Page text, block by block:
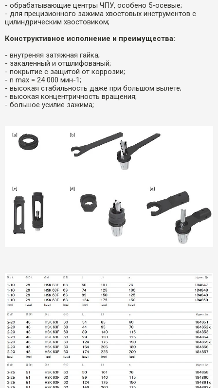
- обрабатывающие центры ЧПУ, особено 5-осевые;
- для прецизионного зажима хвостовых инструментов с
цилиндрическим хвостовиком;
Конструктивное исполнение и преимущества:
- внутреняя затяжная гайка;
- закаленный и отшлифованый;
- покрытие c защитой от коррозии;
- n max = 24 000 мин-1;
- высокая стабильность даже при большом вылете;
- высокая концентричность вращения;
- большое усилие зажима;